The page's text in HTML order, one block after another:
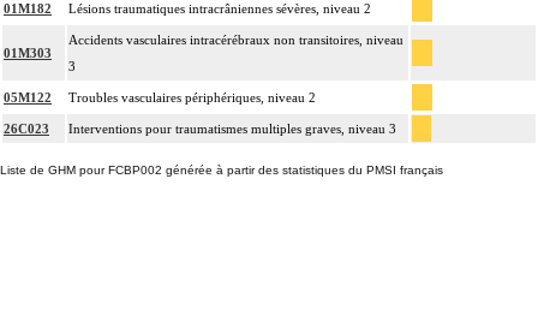
01M182 Lésions traumatiques intracrâniennes sévères, niveau 2
01M303
Accidents vasculaires intracérébraux non transitoires, niveau
3
05M122 Troubles vasculaires périphériques, niveau 2
26C023 Interventions pour traumatismes multiples graves, niveau 3
Liste de GHM pour FCBP002 générée à partir des statistiques du PMSI français